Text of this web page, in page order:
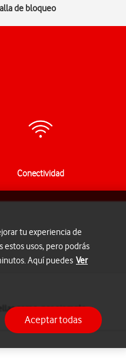
de bloqueo
Conectividad
como, por ejemplo,
tu experiencia de
estos usos, pero podrás
Aquí puedes Ver
Aceptar todas